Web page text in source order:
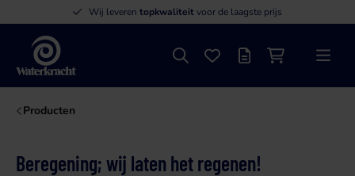
Wij leveren topkwaliteitvoor de laagste prijs
Waterkracht
ZoekenFavorieten
OffertelijstWinkelwagen
Menu
Producten
Beregening; wij laten het regenen!